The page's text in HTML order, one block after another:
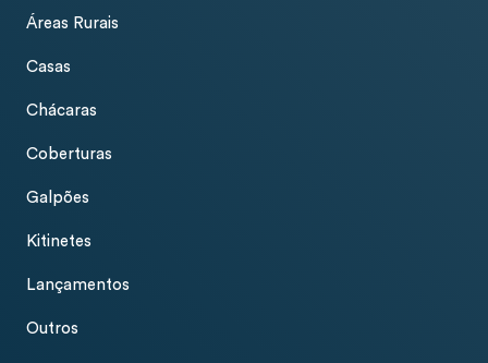
Áreas Rurais
Casas
Chácaras
Coberturas
Galpões
Kitinetes
Lançamentos
Outros